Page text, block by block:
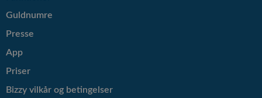
Guldnumre
Presse
App
Priser
Bizzy vilkår og betingelser